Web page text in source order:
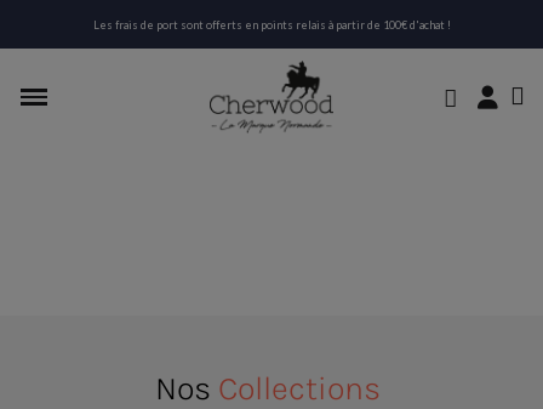
Les frais de port sont offerts en points relais à partir de 100€ d'achat !
Nos Collections